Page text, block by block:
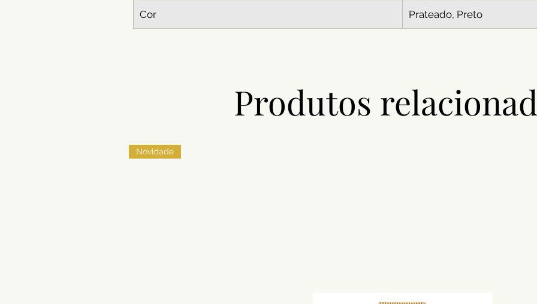
Cor Prateado, Preto
Produtos
Novidade